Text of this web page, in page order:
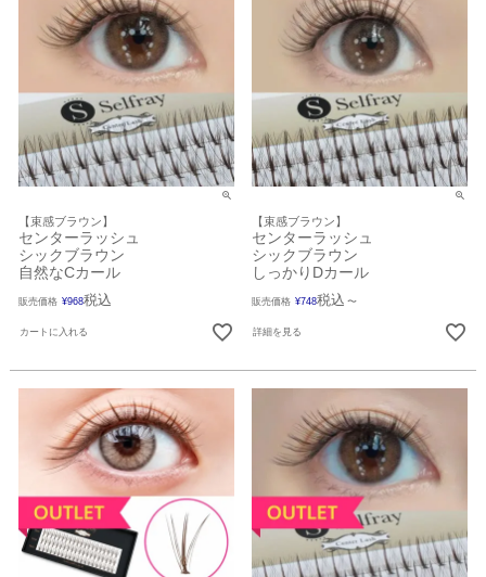
【束感ブラウン】
センターラッシュ
シックブラウン
自然なCカール
販売価格 ¥968税込
カートに入れる
【束感ブラウン】
センターラッシュ
シックブラウン
しっかりDカール
販売価格 ¥748税込 〜
詳細を見る